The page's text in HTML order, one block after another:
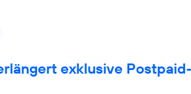
exklusive